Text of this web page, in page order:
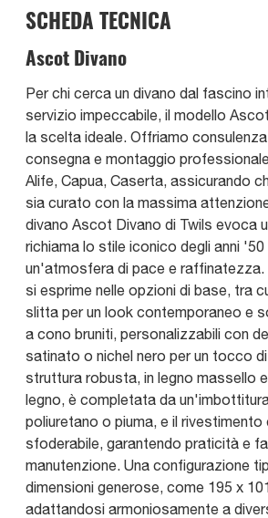
SCHEDA TECNICA
Ascot Divano
Per chi cerca un divano dal fascino
servizio impeccabile, il modello
la scelta ideale. Offriamo
consegna e montaggio
Alife, Capua, Caserta, assicurando
sia curato con la massima
divano Ascot Divano di Twils evoca
richiama lo stile iconico degli anni
un'atmosfera di pace e raffinatezza.
si esprime nelle opzioni di base, tra
slitta per un look contemporaneo e
a cono bruniti, personalizzabili con
satinato o nichel nero per un tocco
struttura robusta, in legno massello
legno, è completata da
poliuretano o piuma, e il
sfoderabile, garantendo praticità e
manutenzione. Una configurazione
dimensioni generose, come 195 x
adattandosi armoniosamente a